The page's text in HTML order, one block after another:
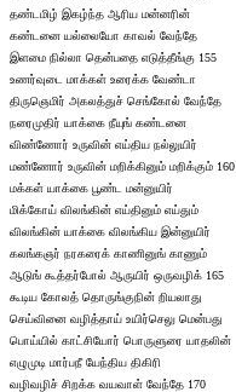
தண்டமிழ் இகழ்ந்த ஆரிய மன்னரின்
கண்டனை யல்லையோ காவல் வேந்தே
இளமை நில்லா தென்பதை எடுத்தீங்கு 155
உணர்வுடை மாக்கள் உரைக்க வேண்டா
திருஞெமிர் அகலத்துச் செங்கோல் வேந்தே
நரைமுதிர் யாக்கை நீயுங் கண்டனை
விண்ணோர் உருவின் எய்திய நல்லுயிர்
மண்ணோர் உருவின் மறிக்கினும் மறிக்கும் 160
மக்கள் யாக்கை பூண்ட மன்னுயிர்
மிக்கோய் விலங்கின் எய்தினும் எய்தும்
விலங்கின் யாக்கை விலங்கிய இன்னுயிர்
கலங்கஞர் நரகரைக் காணினுங் காணும்
ஆடுங் கூத்தர்போல் ஆருயிர் ஒருவழிக் 165
கூடிய கோலத் தொருங்குநின் றியலாது
செய்வினை வழித்தாய் உயிர்செலு மென்பது
பொய்யில் காட்சியோர் பொருளுரை யாதலின்
எழுமுடி மார்பநீ யேந்திய திகிரி
வழிவழிச் சிறக்க வயவாள் வேந்தே 170